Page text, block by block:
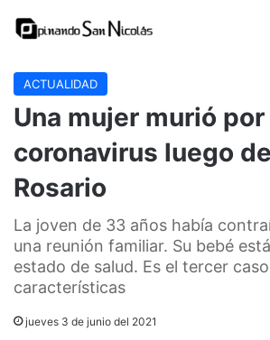
ACTUALIDAD
Una mujer murió por
coronavirus luego
Rosario
La joven de 33 años había
una reunión familiar. Su bebé
estado de salud. Es el tercer
características
jueves 3 de junio del 2021